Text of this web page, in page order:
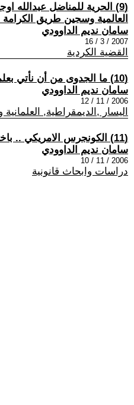
(9) الحرية للمناضل عبدالله
العالمية وسجين طريق الكرامة
سامان نديم الداوودي
2007 / 3 / 16
القضية الكردية
(10) ما الجدوى من أن نأتي بعلماء الطرفين إلى مكة
سامان نديم الداوودي
2006 / 11 / 12
اليسار ,الديمقراطية,
(11) الكونجرس الامريكي .. باختصار
سامان نديم الداوودي
2006 / 11 / 10
دراسات وابحاث قانونية